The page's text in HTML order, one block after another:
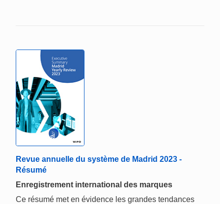
Revue annuelle du système de Madrid 2023 -
Résumé
Enregistrement international des marques
Ce résumé met en évidence les grandes tendances